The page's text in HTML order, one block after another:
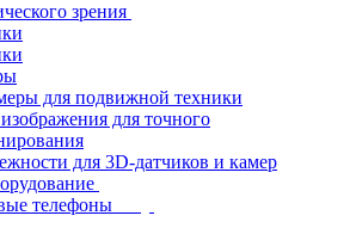
зрения
для подвижной техники
для точного
для 3D-датчиков и камер
телефоны